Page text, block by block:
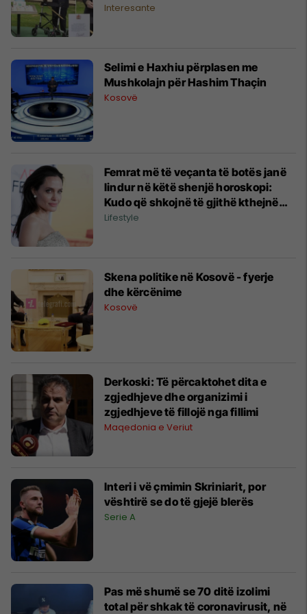
100-vjetorin zbuloi se janë bërë mbi
Interesante
Selimi e Haxhiu përplasen me
Mushkolajn për Hashim Thaçin
Kosovë
Femrat më të veçanta të botës janë
lindur në këtë shenjë horoskopi:
Kudo që shkojnë të gjithë kthejnë
shikimin tek ato!
Lifestyle
Skena politike në Kosovë - fyerje
dhe kërcënime
Kosovë
Derkoski: Të përcaktohet dita e
zgjedhjeve dhe organizimi i
zgjedhjeve të fillojë nga fillimi
Maqedonia e Veriut
Interi i vë çmimin Skriniarit, por
vështirë se do të gjejë blerës
Serie A
Pas më shumë se 70 ditë izolimi
total për shkak të coronavirusit, në